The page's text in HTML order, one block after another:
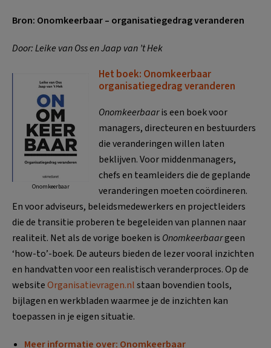
Bron: Onomkeerbaar – organisatiegedrag veranderen
Door: Leike van Oss en Jaap van ’t Hek
Onomkeerbaar
Het boek: Onomkeerbaar
organisatiegedrag veranderen
Onomkeerbaaris een boek voor
managers, directeuren en bestuurders
die veranderingen willen laten
beklijven. Voor middenmanagers,
chefs en teamleiders die de geplande
veranderingen moeten coördineren.
En voor adviseurs, beleidsmedewerkers en projectleiders
die de transitie proberen te begeleiden van plannen naar
realiteit. Net als de vorige boeken is Onomkeerbaargeen
‘how-to’-boek. De auteurs bieden de lezer vooral inzichten
en handvatten voor een realistisch veranderproces. Op de
websiteOrganisatievragen.nlstaan bovendien tools,
bijlagen en werkbladen waarmee je de inzichten kan
toepassen in je eigen situatie.
Meer informatie over: Onomkeerbaar